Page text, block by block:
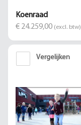
Koenraad
€ 24.259,00 (excl. btw)
Vergelijken